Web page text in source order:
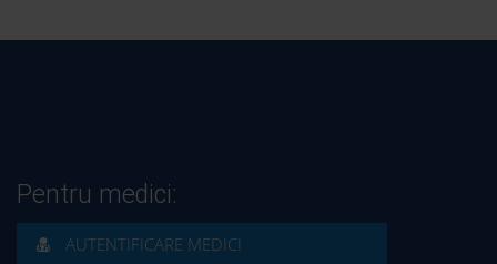
Pentru medici:
AUTENTIFICARE MEDICI